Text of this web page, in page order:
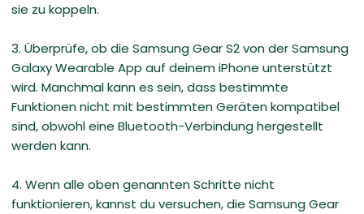
sie zu koppeln.
3. Überprüfe, ob die Samsung Gear S2 von der Samsung
Galaxy Wearable App auf deinem iPhone unterstützt
wird. Manchmal kann es sein, dass bestimmte
Funktionen nicht mit bestimmten Geräten kompatibel
sind, obwohl eine Bluetooth-Verbindung hergestellt
werden kann.
4. Wenn alle oben genannten Schritte nicht
funktionieren, kannst du versuchen, die Samsung Gear